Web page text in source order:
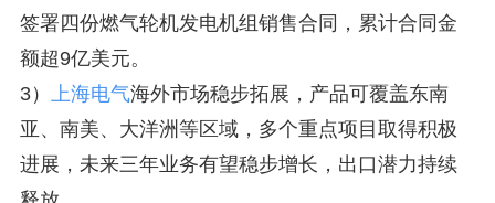
签署四份燃气轮机发电机组销售合同，累计合同金
额超9亿美元。
3） 上海电气海外市场稳步拓展，产品可覆盖东南
亚、南美、大洋洲等区域，多个重点项目取得积极
进展，未来三年业务有望稳步增长，出口潜力持续